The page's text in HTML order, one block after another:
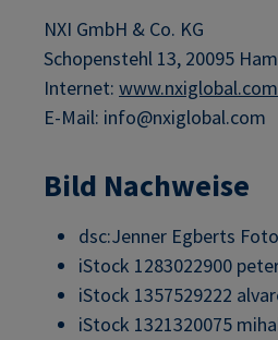
NXI GmbH & Co. KG
Schopenstehl 13, 20095
Internet: www.nxiglobal.com
E-Mail: info@nxiglobal.com
Bild Nachweise
dsc:Jenner Egberts
iStock 1283022900
iStock 1357529222
iStock 1321320075